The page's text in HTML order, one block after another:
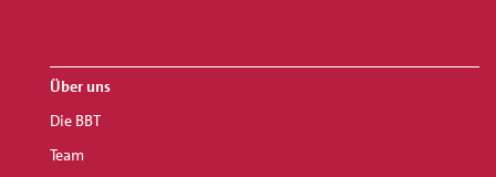
Über uns
Die BBT
Team